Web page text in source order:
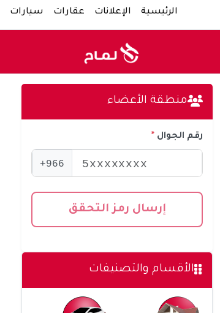
الرئيسية الإعلانات عقارات سيارات
منطقة الأعضاء
رقم الجوال
966+
إرسال رمز التحقق
الأقسام والتصنيفات